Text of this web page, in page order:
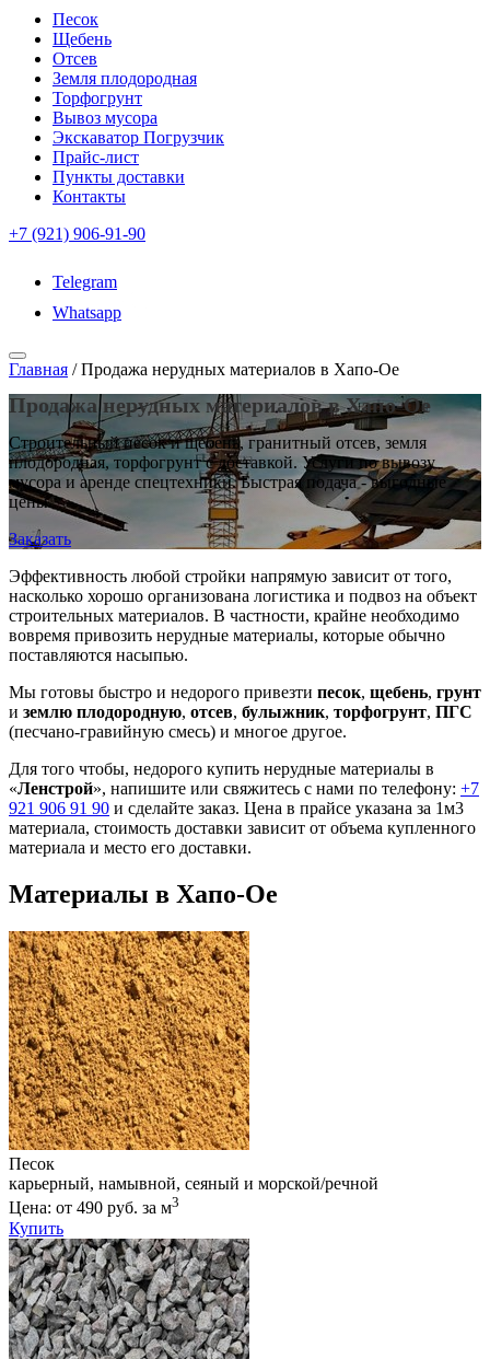
Песок
Щебень
Отсев
Земля плодородная
Торфогрунт
Вывоз мусора
Экскаватор Погрузчик
Прайс-лист
Пункты доставки
Контакты
+7 (921) 906-91-90
Telegram
Whatsapp
Главная /Продажа нерудных материалов в Хапо-Ое
Продажа нерудных материалов в Хапо-Ое
Строительный песок и щебень, гранитный отсев, земля
плодородная, торфогрунт с доставкой. Услуги по вывозу
мусора и аренде спецтехники. Быстрая подача - выгодные
цены.
Заказать
Эффективность любой стройки напрямую зависит от того,
насколько хорошо организована логистика и подвоз на объект
строительных материалов. В частности, крайне необходимо
вовремя привозить нерудные материалы, которые обычно
поставляются насыпью.
Мы готовы быстро и недорого привезти песок, щебень, грунт
и землю плодородную, отсев, булыжник, торфогрунт, ПГС
(песчано-гравийную смесь) и многое другое.
Для того чтобы, недорого купить нерудные материалы в
«Ленстрой», напишите или свяжитесь с нами по телефону: +7
921 906 91 90 и сделайте заказ. Цена в прайсе указана за 1м3
материала, стоимость доставки зависит от объема купленного
материала и место его доставки.
Материалы в Хапо-Ое
Песок
карьерный, намывной, сеяный и морской/речной
Цена: от 490 руб. за м3
Купить